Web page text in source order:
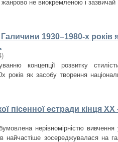
не виокремленою і зазвичай
1930–1980-­х років
)
концепції розвитку
років як засобу творення
пісенної естради кінця ХХ
нерівномірністю вивчення
найчастіше зосереджувалася на